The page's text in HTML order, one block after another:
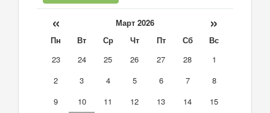
« Март 2026 »
Пн Вт Ср Чт Пт Сб
Вс
23
24 25 26 27 28
1
2
3 4 5 6 7
8
9
10 11 12 13 14
15